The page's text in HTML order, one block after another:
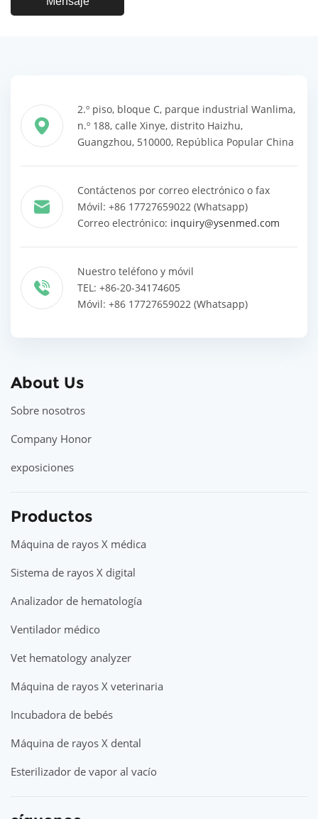
2.º piso, bloque C, parque industrial Wanlima,
n.º 188, calle Xinye, distrito Haizhu,
Guangzhou, 510000, República Popular China
Contáctenos por correo electrónico o fax
Móvil: +86 17727659022 (Whatsapp)
Correo electrónico: inquiry@ysenmed.com
Nuestro teléfono y móvil
TEL: +86-20-34174605
Móvil: +86 17727659022 (Whatsapp)
About Us
Sobre nosotros
Company Honor
exposiciones
Productos
Máquina de rayos X médica
Sistema de rayos X digital
Analizador de hematología
Ventilador médico
Vet hematology analyzer
Máquina de rayos X veterinaria
Incubadora de bebés
Máquina de rayos X dental
Esterilizador de vapor al vacío